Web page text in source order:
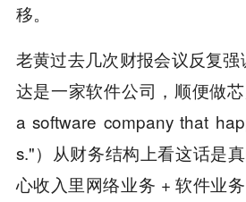
移。
老黄过去几次财报会议反复
达是一家软件公司，顺便做
a software company that
s."）从财务结构上看这话是
心收入里网络业务 + 软件业